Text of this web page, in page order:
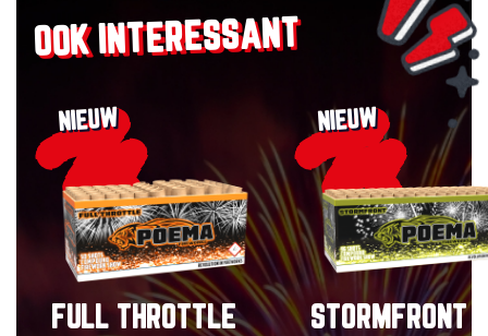
OOK INTERESSANT
NIEUW
FULL THROTTLE
NIEUW
STORMFRONT